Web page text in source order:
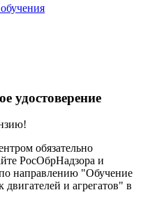
удостоверение
обязательно
РосОбрНадзора и
направлению "Обучение
и агрегатов" в